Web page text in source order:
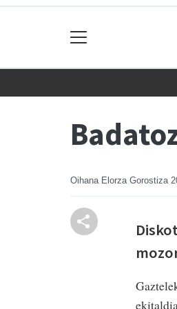
Oihana Elorza Gorostiza